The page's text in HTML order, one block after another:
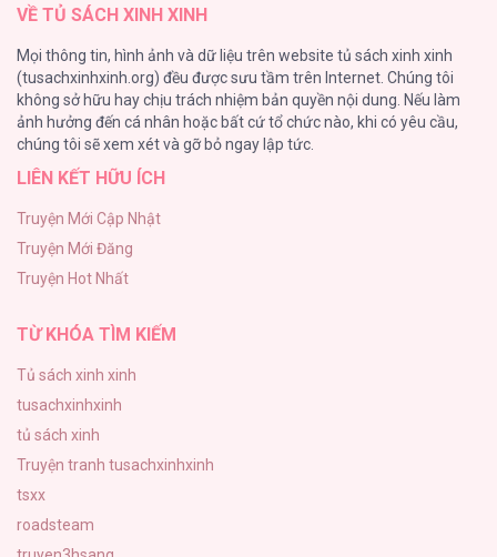
82
TUYỂN TẬP MANHWA BÍ MẬT CƠ THỂ
74
Mối Tình Thầm Kín
Căn Nhà Của Dị Nhân
56
VỀ TỦ SÁCH XINH XINH
Mọi thông tin, hình ảnh và dữ liệu trên website tủ sách xinh xinh
(tusachxinhxinh.org) đều được sưu tầm trên Internet. Chúng tôi
không sở hữu hay chịu trách nhiệm bản quyền nội dung. Nếu làm
ảnh hưởng đến cá nhân hoặc bất cứ tổ chức nào, khi có yêu cầu,
chúng tôi sẽ xem xét và gỡ bỏ ngay lập tức.
LIÊN KẾT HỮU ÍCH
Truyện Mới Cập Nhật
Truyện Mới Đăng
Truyện Hot Nhất
TỪ KHÓA TÌM KIẾM
Tủ sách xinh xinh
tusachxinhxinh
tủ sách xinh
Truyện tranh tusachxinhxinh
tsxx
roadsteam